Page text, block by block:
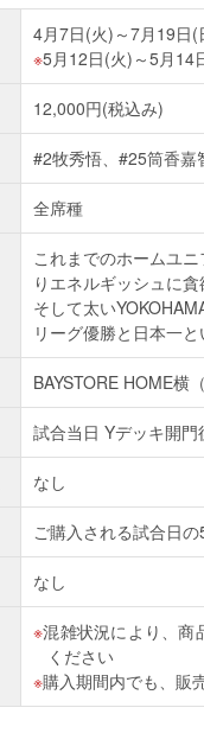
4月7日(火)～7月19日(
5月12日(火)～5月14
12,000円(税込み)
#2牧秀悟、#25筒香嘉
全席種
これまでのホームユ
りエネルギッシュに
そして太い
リーグ優勝と日本一
BAYSTORE HOME横
試合当日 Yデッキ開門
なし
ご購入される試合日
なし
混雑状況により、商
ください
購入期間内でも、販